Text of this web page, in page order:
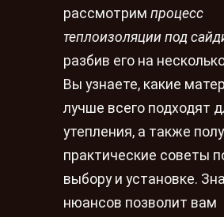
рассмотрим процесс
теплоизоляции под
разбив его на
Вы узнаете, какие
лучше всего подходят
утепления, а также
практические советы
выбору и установке.
нюансов позволит вам